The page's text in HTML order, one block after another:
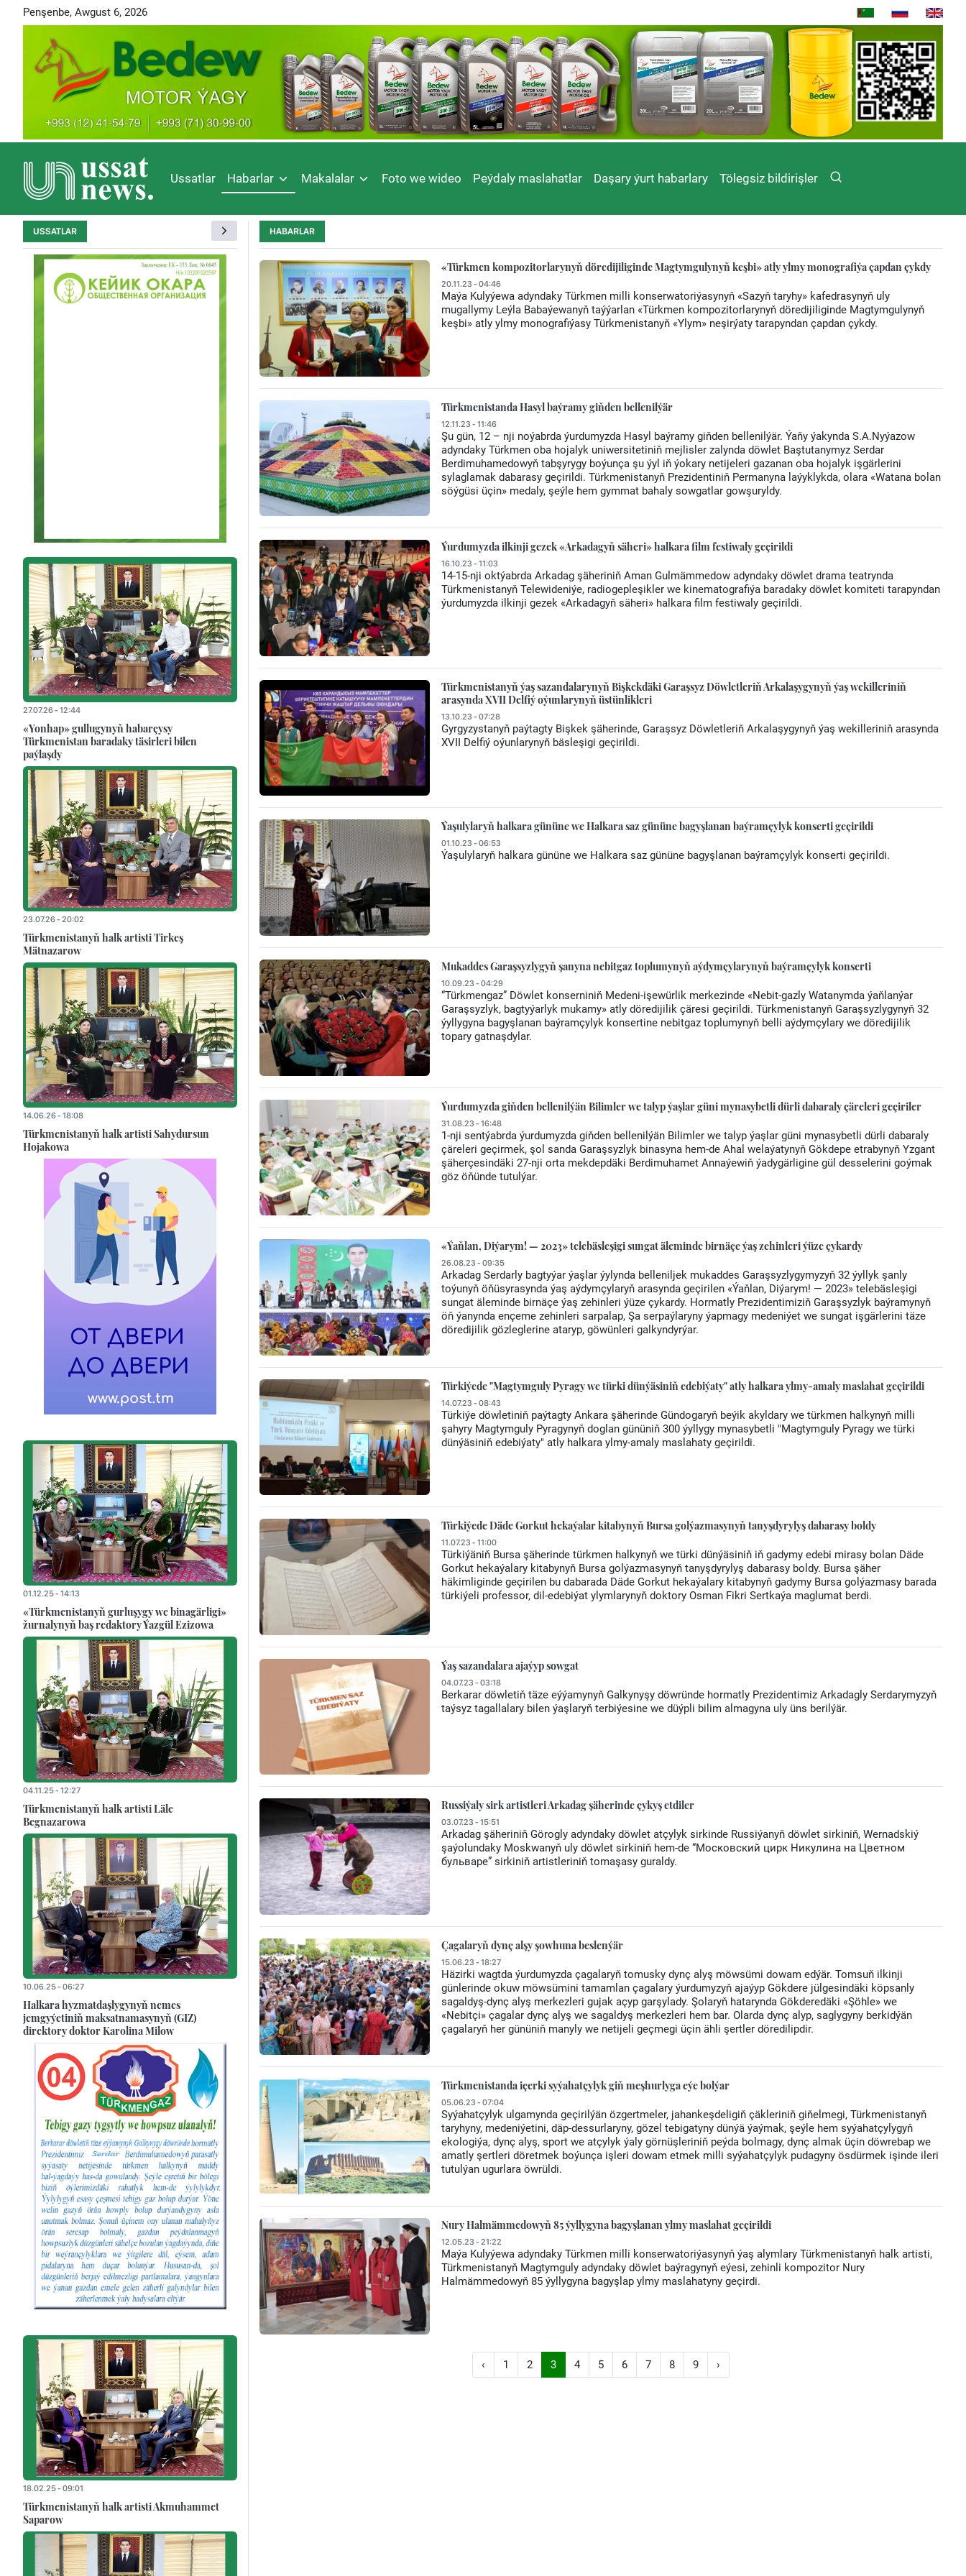
Penşenbe, Awgust 6, 2026
Ussatlar Habarlar Makalalar Foto we wideo Peýdaly maslahatlar Daşary ýurt habarlary Tölegsiz bildirişler
HABARLAR
«Türkmen kompozitorlarynyň döredijiliginde Magtymgulynyň keşbi» atly ylmy monografiýa çapdan çykdy
20.11.23 - 04:46
Maýa Kulyýewa adyndaky Türkmen milli konserwatoriýasynyň «Sazyň taryhy» kafedrasynyň uly
mugallymy Leýla Babaýewanyň taýýarlan «Türkmen kompozitorlarynyň döredijiliginde Magtymgulynyň
keşbi» atly ylmy monografiýasy Türkmenistanyň «Ylym» neşirýaty tarapyndan çapdan çykdy.
Türkmenistanda Hasyl baýramy giňden bellenilýär
12.11.23 - 11:46
Şu gün, 12 – nji noýabrda ýurdumyzda Hasyl baýramy giňden bellenilýär. Ýaňy ýakynda S.A.Nyýazow
adyndaky Türkmen oba hojalyk uniwersitetiniň mejlisler zalynda döwlet Baştutanymyz Serdar
Berdimuhamedowyň tabşyrygy boýunça şu ýyl iň ýokary netijeleri gazanan oba hojalyk işgärlerini
sylaglamak dabarasy geçirildi. Türkmenistanyň Prezidentiniň Permanyna laýyklykda, olara «Watana bolan
söýgüsi üçin» medaly, şeýle hem gymmat bahaly sowgatlar gowşuryldy.
Ýurdumyzda ilkinji gezek «Arkadagyň säheri» halkara film festiwaly geçirildi
16.10.23 - 11:03
14-15-nji oktýabrda Arkadag şäheriniň Aman Gulmämmedow adyndaky döwlet drama teatrynda
Türkmenistanyň Telewideniýe, radiogepleşikler we kinematografiýa baradaky döwlet komiteti tarapyndan
ýurdumyzda ilkinji gezek «Arkadagyň säheri» halkara film festiwaly geçirildi.
Türkmenistanyň ýaş sazandalarynyň Bişkekdäki Garaşsyz Döwletleriň Arkalaşygynyň ýaş wekilleriniň
arasynda XVII Delfiý oýunlarynyň üstünlikleri
13.10.23 - 07:28
Gyrgyzystanyň paýtagty Bişkek şäherinde, Garaşsyz Döwletleriň Arkalaşygynyň ýaş wekilleriniň arasynda
XVII Delfiý oýunlarynyň bäsleşigi geçirildi.
Ýaşulylaryň halkara gününe we Halkara saz gününe bagyşlanan baýramçylyk konserti geçirildi
01.10.23 - 06:53
Ýaşulylaryň halkara gününe we Halkara saz gününe bagyşlanan baýramçylyk konserti geçirildi.
Mukaddes Garaşsyzlygyň şanyna nebitgaz toplumynyň aýdymçylarynyň baýramçylyk konserti
10.09.23 - 04:29
“Türkmengaz” Döwlet konserniniň Medeni-işewürlik merkezinde «Nebit-gazly Watanymda ýaňlanýar
Garaşsyzlyk, bagtyýarlyk mukamy» atly döredijilik çäresi geçirildi. Türkmenistanyň Garaşsyzlygynyň 32
ýyllygyna bagyşlanan baýramçylyk konsertine nebitgaz toplumynyň belli aýdymçylary we döredijilik
topary gatnaşdylar.
Ýurdumyzda giňden bellenilýän Bilimler we talyp ýaşlar güni mynasybetli dürli dabaraly çäreleri geçiriler
31.08.23 - 16:48
1-nji sentýabrda ýurdumyzda giňden bellenilýän Bilimler we talyp ýaşlar güni mynasybetli dürli dabaraly
çäreleri geçirmek, şol sanda Garaşsyzlyk binasyna hem-de Ahal welaýatynyň Gökdepe etrabynyň Yzgant
şäherçesindäki 27-nji orta mekdepdäki Berdimuhamet Annaýewiň ýadygärligine gül desselerini goýmak
göz öňünde tutulýar.
«Ýaňlan, Diýarym! — 2023» telebäsleşigi sungat äleminde birnäçe ýaş zehinleri ýüze çykardy
26.08.23 - 09:35
Arkadag Serdarly bagtyýar ýaşlar ýylynda belleniljek mukaddes Garaşsyzlygymyzyň 32 ýyllyk şanly
toýunyň öňüsyrasynda ýaş aýdymçylaryň arasynda geçirilen «Ýaňlan, Diýarym! — 2023» telebäsleşigi
sungat äleminde birnäçe ýaş zehinleri ýüze çykardy. Hormatly Prezidentimiziň Garaşsyzlyk baýramynyň
öň ýanynda ençeme zehinleri sarpalap, Şa serpaýlaryny ýapmagy medeniýet we sungat işgärlerini täze
döredijilik gözleglerine ataryp, göwünleri galkyndyrýar.
Türkiýede "Magtymguly Pyragy we türki dünýäsiniň edebiýaty" atly halkara ylmy-amaly maslahat geçirildi
14.07.23 - 08:43
Türkiýe döwletiniň paýtagty Ankara şäherinde Gündogaryň beýik akyldary we türkmen halkynyň milli
şahyry Magtymguly Pyragynyň doglan gününiň 300 ýyllygy mynasybetli "Magtymguly Pyragy we türki
dünýäsiniň edebiýaty" atly halkara ylmy-amaly maslahaty geçirildi.
Türkiýede Däde Gorkut hekaýalar kitabynyň Bursa golýazmasynyň tanyşdyrylyş dabarasy boldy
11.07.23 - 11:00
Türkiýäniň Bursa şäherinde türkmen halkynyň we türki dünýäsiniň iň gadymy edebi mirasy bolan Däde
Gorkut hekaýalary kitabynyň Bursa golýazmasynyň tanyşdyrylyş dabarasy boldy. Bursa şäher
häkimliginde geçirilen bu dabarada Däde Gorkut hekaýalary kitabynyň gadymy Bursa golýazmasy barada
türkiýeli professor, dil-edebiýat ylymlarynyň doktory Osman Fikri Sertkaýa maglumat berdi.
Ýaş sazandalara ajaýyp sowgat
04.07.23 - 03:18
Berkarar döwletiň täze eýýamynyň Galkynyşy döwründe hormatly Prezidentimiz Arkadagly Serdarymyzyň
taýsyz tagallalary bilen ýaşlaryň terbiýesine we düýpli bilim almagyna uly üns berilýär.
Russiýaly sirk artistleri Arkadag şäherinde çykyş etdiler
03.07.23 - 15:51
Arkadag şäheriniň Görogly adyndaky döwlet atçylyk sirkinde Russiýanyň döwlet sirkiniň, Wernadskiý
şaýolundaky Moskwanyň uly döwlet sirkiniň hem-de “Московский цирк Никулина на Цветном
бульваре” sirkiniň artistleriniň tomaşasy guraldy.
Çagalaryň dynç alşy şowhuna beslenýär
15.06.23 - 18:27
Häzirki wagtda ýurdumyzda çagalaryň tomusky dynç alyş möwsümi dowam edýär. Tomsuň ilkinji
günlerinde okuw möwsümini tamamlan çagalary ýurdumyzyň ajaýyp Gökdere jülgesindäki köpsanly
sagaldyş-dynç alyş merkezleri gujak açyp garşylady. Şolaryň hatarynda Gökderedäki «Şöhle» we
«Nebitçi» çagalar dynç alyş we sagaldyş merkezleri hem bar. Olarda dynç alyp, saglygyny berkidýän
çagalaryň her gününiň manyly we netijeli geçmegi üçin ähli şertler döredilipdir.
Türkmenistanda içerki syýahatçylyk giň meşhurlyga eýe bolýar
05.06.23 - 07:04
Syýahatçylyk ulgamynda geçirilýän özgertmeler, jahankeşdeligiň çäkleriniň giňelmegi, Türkmenistanyň
taryhyny, medeniýetini, däp-dessurlaryny, gözel tebigatyny dünýä ýaýmak, şeýle hem syýahatçylygyň
ekologiýa, dynç alyş, sport we atçylyk ýaly görnüşleriniň peýda bolmagy, dynç almak üçin döwrebap we
amatly şertleri döretmek boýunça işleri dowam etmek milli syýahatçylyk pudagyny ösdürmek işinde ileri
tutulýan ugurlara öwrüldi.
Nury Halmämmedowyň 85 ýyllygyna bagyşlanan ylmy maslahat geçirildi
12.05.23 - 21:22
Maýa Kulyýewa adyndaky Türkmen milli konserwatoriýasynyň ýaş alymlary Türkmenistanyň halk artisti,
Türkmenistanyň Magtymguly adyndaky döwlet baýragynyň eýesi, zehinli kompozitor Nury
Halmämmedowyň 85 ýyllygyna bagyşlap ylmy maslahatyny geçirdi.
‹ 1 2 3 4 5 6 7 8 9 ›
USSATLAR
27.07.26 - 12:44
«Yonhap» gullugynyň habarçysy
Türkmenistan baradaky täsirleri bilen
paýlaşdy
23.07.26 - 20:02
Türkmenistanyň halk artisti Tirkeş
Mätnazarow
14.06.26 - 18:08
Türkmenistanyň halk artisti Sahydursun
Hojakowa
01.12.25 - 14:13
«Türkmenistanyň gurluşygy we binagärligi»
žurnalynyň baş redaktory Ýazgül Ezizowa
04.11.25 - 12:27
Türkmenistanyň halk artisti Läle
Begnazarowa
10.06.25 - 06:27
Halkara hyzmatdaşlygynyň nemes
jemgyýetiniň maksatnamasynyň (GIZ)
direktory doktor Karolina Milow
18.02.25 - 09:01
Türkmenistanyň halk artisti Akmuhammet
Saparow